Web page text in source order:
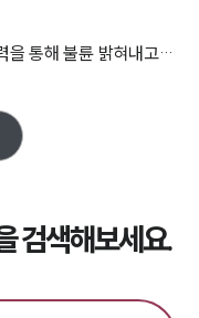
[불륜민사소송 승소] 대구이혼변호사 조력을 통해 불륜 밝혀내고 불륜녀로부터 위자료 받아내기에 성공함
검색해보세요.